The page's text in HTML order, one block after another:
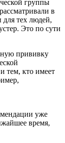
группы
в
для тех людей,
Это по сути
прививку
тем, кто имеет
уже
время,